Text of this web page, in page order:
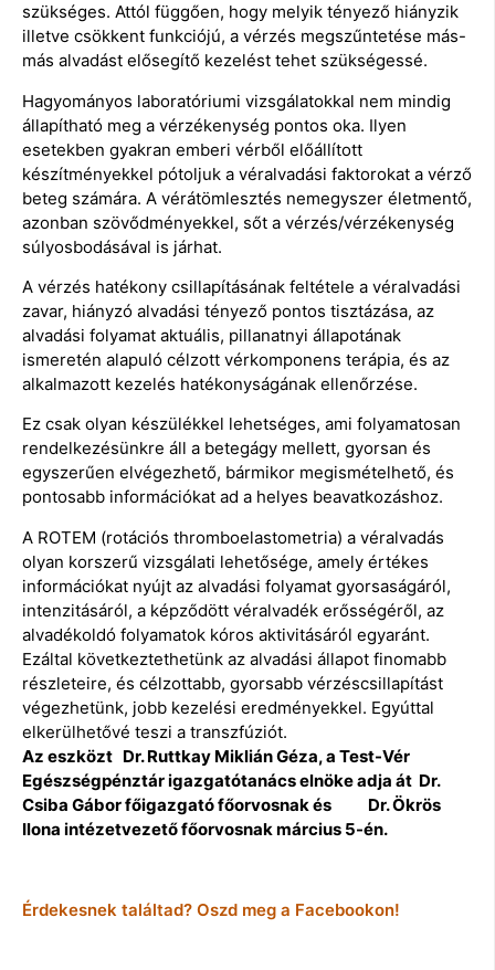
szükséges. Attól függően, hogy melyik tényező hiányzik
illetve csökkent funkciójú, a vérzés megszűntetése más-
más alvadást elősegítő kezelést tehet szükségessé.
Hagyományos laboratóriumi vizsgálatokkal nem mindig
állapítható meg a vérzékenység pontos oka. Ilyen
esetekben gyakran emberi vérből előállított
készítményekkel pótoljuk a véralvadási faktorokat a vérző
beteg számára. A vérátömlesztés nemegyszer életmentő,
azonban szövődményekkel, sőt a vérzés/vérzékenység
súlyosbodásával is járhat.
A vérzés hatékony csillapításának feltétele a véralvadási
zavar, hiányzó alvadási tényező pontos tisztázása, az
alvadási folyamat aktuális, pillanatnyi állapotának
ismeretén alapuló célzott vérkomponens terápia, és az
alkalmazott kezelés hatékonyságának ellenőrzése.
Ez csak olyan készülékkel lehetséges, ami folyamatosan
rendelkezésünkre áll a betegágy mellett, gyorsan és
egyszerűen elvégezhető, bármikor megismételhető, és
pontosabb információkat ad a helyes beavatkozáshoz.
A ROTEM (rotációs thromboelastometria) a véralvadás
olyan korszerű vizsgálati lehetősége, amely értékes
információkat nyújt az alvadási folyamat gyorsaságáról,
intenzitásáról, a képződött véralvadék erősségéről, az
alvadékoldó folyamatok kóros aktivitásáról egyaránt.
Ezáltal következtethetünk az alvadási állapot finomabb
részleteire, és célzottabb, gyorsabb vérzéscsillapítást
végezhetünk, jobb kezelési eredményekkel. Egyúttal
elkerülhetővé teszi a transzfúziót.
Az eszközt Dr. Ruttkay Miklián Géza, a Test-Vér
Egészségpénztár igazgatótanács elnöke adja át Dr.
Csiba Gábor főigazgató főorvosnak és Dr. Ökrös
Ilona intézetvezető főorvosnak március 5-én.
Érdekesnek találtad? Oszd meg a Facebookon!